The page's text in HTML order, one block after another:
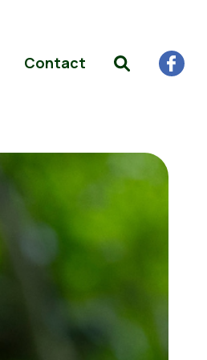
Contact